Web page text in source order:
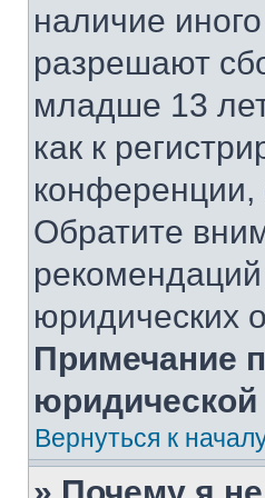
наличие
разрешают
младше 13
как к
конференции,
Обратите
юридических
Примечание
Вернуться к